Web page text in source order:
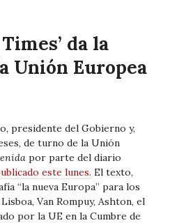
da la
Unión Europea
presidente del Gobierno y,
de turno de la Unión
por parte del diario
este lunes. El texto,
“la nueva Europa” para los
Van Rompuy, Ashton, el
por la UE en la Cumbre de